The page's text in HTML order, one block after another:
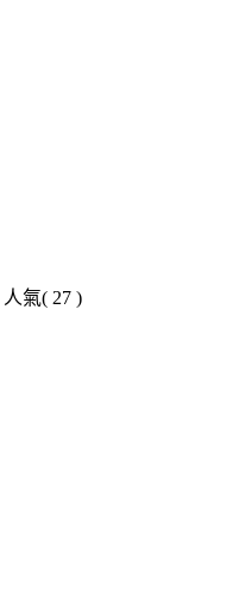
人氣( 27 )